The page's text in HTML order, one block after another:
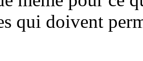
qui doivent